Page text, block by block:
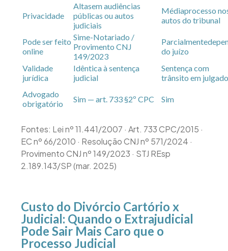
Privacidade
Altasem audiências
públicas ou autos
judiciais
Médiaprocesso
autos do tribunal
Pode ser feito
online
Sime-Notariado /
Provimento CNJ
149/2023
Parcialmente
do juízo
Validade
jurídica
Idêntica à sentença
judicial
Sentença com
trânsito em julgado
Advogado
obrigatório
Sim — art. 733 §2º CPC Sim
Fontes: Lei nº 11.441/2007 · Art. 733 CPC/2015 ·
EC nº 66/2010 · Resolução CNJ nº 571/2024 ·
Provimento CNJ nº 149/2023 · STJ REsp
2.189.143/SP (mar. 2025)
Custo do Divórcio Cartório x
Judicial: Quando o Extrajudicial
Pode Sair Mais Caro que o
Processo Judicial